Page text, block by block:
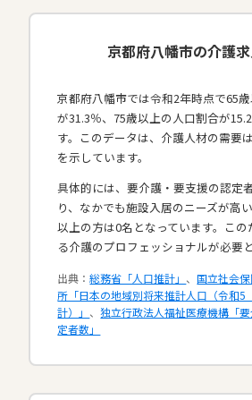
京都府八幡市の介護
京都府八幡市では令和2年時点で65
が31.3％、75歳以上の人口割合が
す。このデータは、介護人材の需要
を示しています。
具体的には、要介護・要支援の認定
り、なかでも施設入居のニーズが高
以上の方は0名となっています。この
る介護のプロフェッショナルが必要
出典：総務省「人口推計」 、国立社会
所「日本の地域別将来推計人口（令和5
計）」 、独立行政法人福祉医療機構「
定者数」